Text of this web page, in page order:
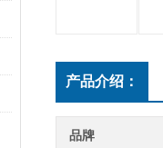
产品介绍：
品牌